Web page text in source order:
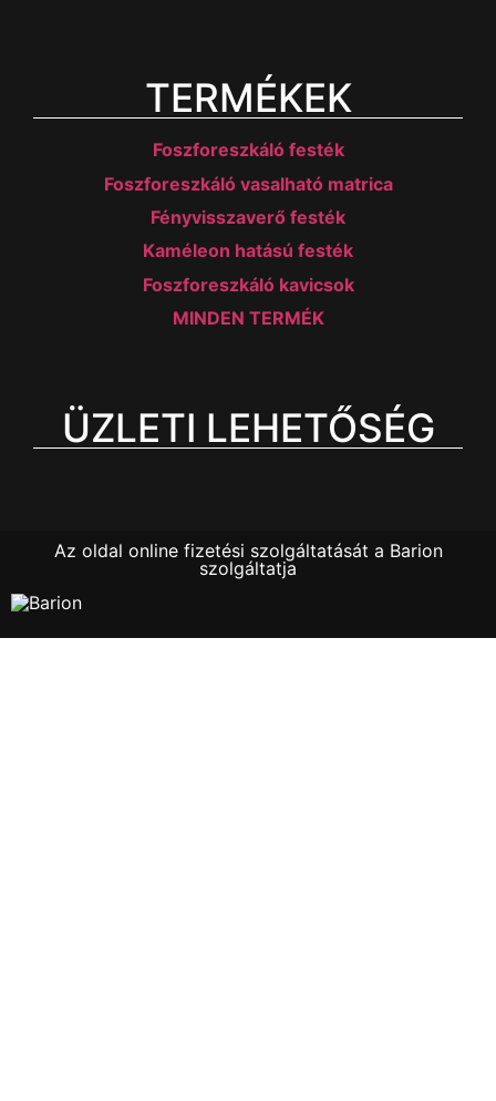
TERMÉKEK
Foszforeszkáló festék
Foszforeszkáló vasalható matrica
Fényvisszaverő festék
Kaméleon hatású festék
Foszforeszkáló kavicsok
MINDEN TERMÉK
ÜZLETI LEHETŐSÉG
Az oldal online fizetési szolgáltatását a Barion
szolgáltatja